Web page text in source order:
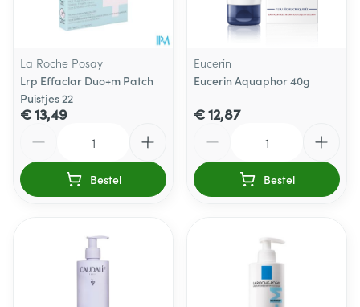
La Roche Posay
Lrp Effaclar Duo+m Patch
Puistjes 22
€ 13,49
Bestel
Eucerin
Eucerin Aquaphor 40g
€ 12,87
Bestel